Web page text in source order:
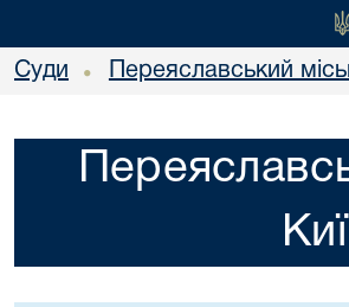
Суди • Переяславський